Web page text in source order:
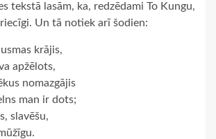
tekstā lasām, ka, redzēdami To Kungu,
Un tā notiek arī šodien:
krājis,
apžēlots,
nomazgājis
man ir dots;
slavēšu,